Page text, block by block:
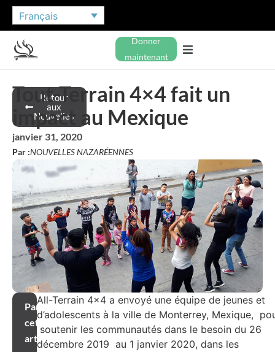
Français
Donner
maintenant
Retour
aux
Nouvelles
Tout-Terrain 4×4 fait un
impact au Mexique
janvier 31, 2020
Par :NOUVELLES NAZARÉENNES
Partager
cet
article
All-Terrain 4×4 a envoyé une équipe de jeunes et
d’adolescents à la ville de Monterrey, Mexique,
soutenir les communautés dans le besoin du 26
décembre 2019 au 1 janvier 2020, dans les